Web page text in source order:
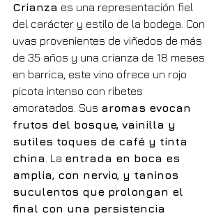
Crianza es una representación fiel
del carácter y estilo de la bodega. Con
uvas provenientes de viñedos de más
de 35 años y una crianza de 18 meses
en barrica, este vino ofrece un rojo
picota intenso con ribetes
amoratados. Sus aromas evocan
frutos del bosque, vainilla y
sutiles toques de café y tinta
china . La entrada en boca es
amplia, con nervio, y taninos
suculentos que prolongan el
final con una persistencia